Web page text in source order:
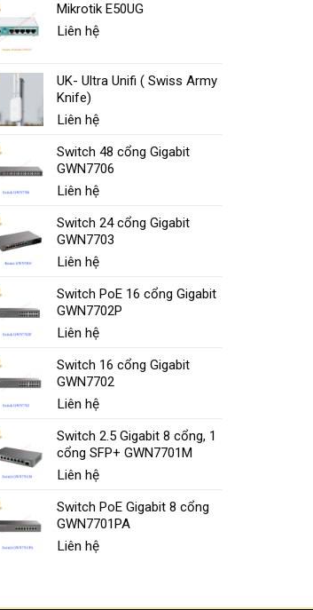
Mikrotik E50UG
Liên hệ
UK- Ultra Unifi ( Swiss Army
Knife)
Liên hệ
Switch 48 cổng Gigabit
GWN7706
Liên hệ
Switch 24 cổng Gigabit
GWN7703
Liên hệ
Switch PoE 16 cổng Gigabit
GWN7702P
Liên hệ
Switch 16 cổng Gigabit
GWN7702
Liên hệ
Switch 2.5 Gigabit 8 cổng, 1
cổng SFP+ GWN7701M
Liên hệ
Switch PoE Gigabit 8 cổng
GWN7701PA
Liên hệ